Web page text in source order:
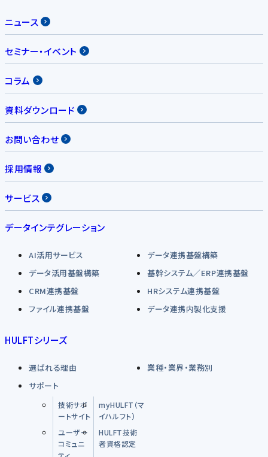
ニュース
セミナー・イベント
コラム
資料ダウンロード
お問い合わせ
採用情報
サービス
データインテグレーション
AI活用サービス
データ連携基盤構築
データ活用基盤構築
基幹システム／ERP連携基盤
CRM連携基盤
HRシステム連携基盤
ファイル連携基盤
データ連携内製化支援
HULFTシリーズ
選ばれる理由
業種・業界・業務別
サポート
技術サポ
ートサイト
myHULFT（マ
イハルフト）
ユーザー
コミュニ
ティ
HULFT技術
者資格認定